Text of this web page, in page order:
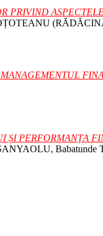
PRIVIND
ȘI PERFORMANȚA
Babatunde